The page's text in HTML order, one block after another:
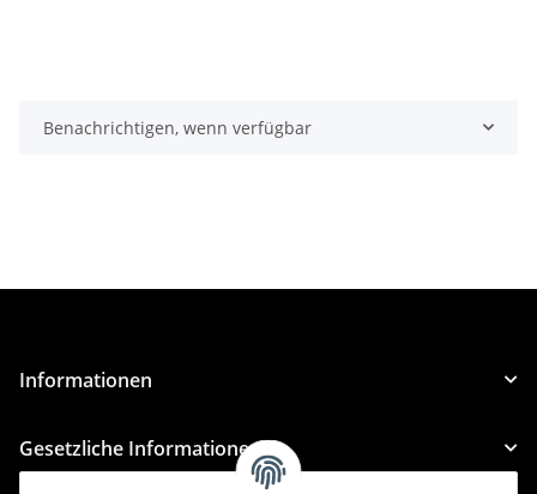
Benachrichtigen, wenn verfügbar
Informationen
Gesetzliche Informationen